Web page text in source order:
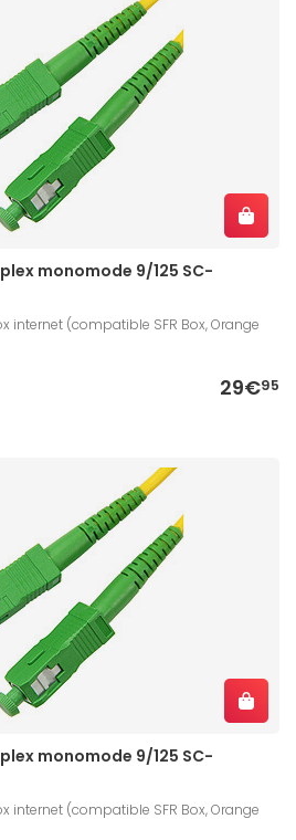
monomode 9/125 SC-
internet (compatible SFR Box, Orange
29€95
monomode 9/125 SC-
internet (compatible SFR Box, Orange